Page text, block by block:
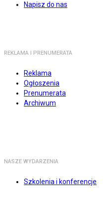
Napisz do nas
REKLAMA I PRENUMERATA
Reklama
Ogłoszenia
Prenumerata
Archiwum
NASZE WYDARZENIA
Szkolenia i konferencje